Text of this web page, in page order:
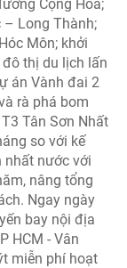
Cộng Hòa;
– Long Thành;
Môn; khởi
thị du lịch lấn
án Vành đai 2
rà phá bom
Tân Sơn Nhất
so với kế
nhất nước với
nâng tổng
Ngay ngày
bay nội địa
HCM - Vân
miễn phí hoạt